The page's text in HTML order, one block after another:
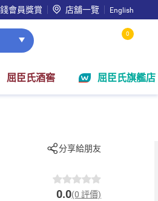
會員獎賞 店舖一覽 English
0
屈臣氏酒窖 屈臣氏旗艦店
分享給朋友
0.0(0 評價)